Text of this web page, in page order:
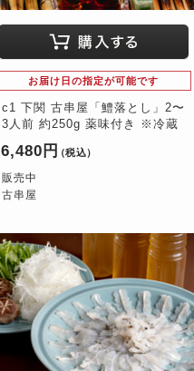
お届け日の指定が可能です
c1 下関 古串屋「鱧落とし」2〜
3人前 約250g 薬味付き ※冷蔵
6,480円 （税込）
販売中
古串屋